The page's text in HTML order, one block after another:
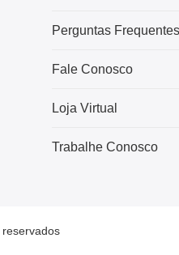
Perguntas Frequentes
Fale Conosco
Loja Virtual
Trabalhe Conosco